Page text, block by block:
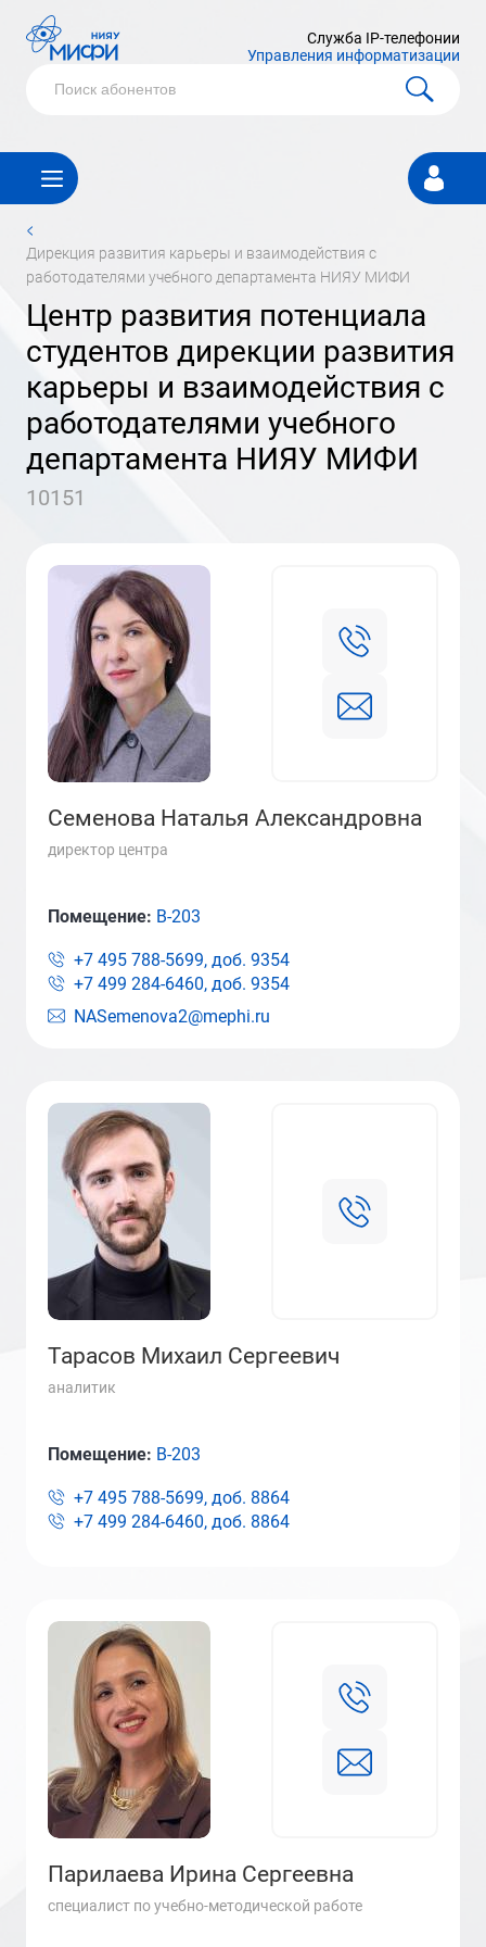
Служба IP-телефонии
Управления информатизации
Личный
кабинет
<
дирекция развития карьеры и взаимодействия с
работодателями учебного департамента НИЯУ МИФИ
Центр развития потенциала
студентов дирекции развития
карьеры и взаимодействия с
работодателями учебного
департамента НИЯУ МИФИ
10151
Семенова Наталья Александровна
директор центра
NASemenova2@mephi.ru
Помещение: В-203
+7 495 788-5699, доб. 9354
+7 499 284-6460, доб. 9354
Тарасов Михаил Сергеевич
аналитик
Помещение: В-203
+7 495 788-5699, доб. 8864
+7 499 284-6460, доб. 8864
Парилаева Ирина Сергеевна
специалист по учебно-методической работе